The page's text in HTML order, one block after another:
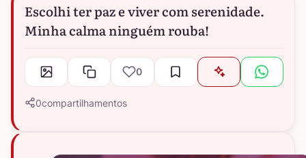
Escolhi ter paz e viver com serenidade.
Minha calma ninguém rouba!
0
0compartilhamentos